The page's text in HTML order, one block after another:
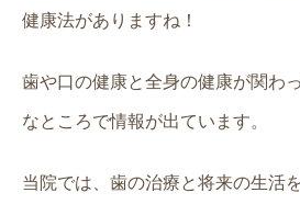
健康法がありますね！
歯や口の健康と全身の健康が関わ
なところで情報が出ています。
当院では、歯の治療と将来の生活